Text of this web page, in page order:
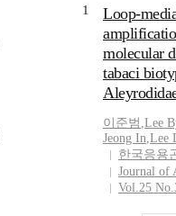
1
Loop-
molecular
tabaci
이준범 ,Lee
Jeong In,Lee
한국응용
Journal of
Vol.25